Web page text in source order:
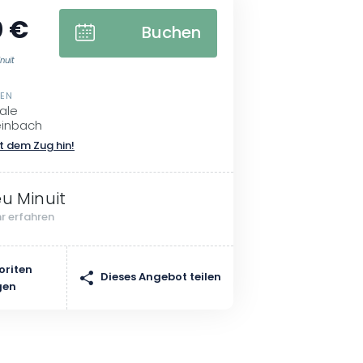
€ Buchen
dem Zug hin!
Minuit
erfahren
Dieses Angebot teilen